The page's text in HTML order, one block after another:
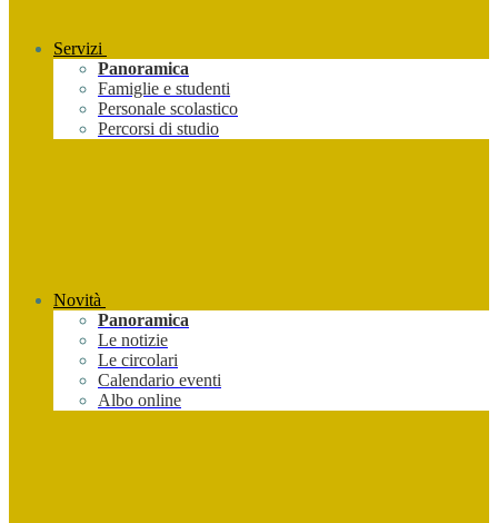
Servizi
Panoramica
Famiglie e studenti
Personale scolastico
Percorsi di studio
Novità
Panoramica
Le notizie
Le circolari
Calendario eventi
Albo online